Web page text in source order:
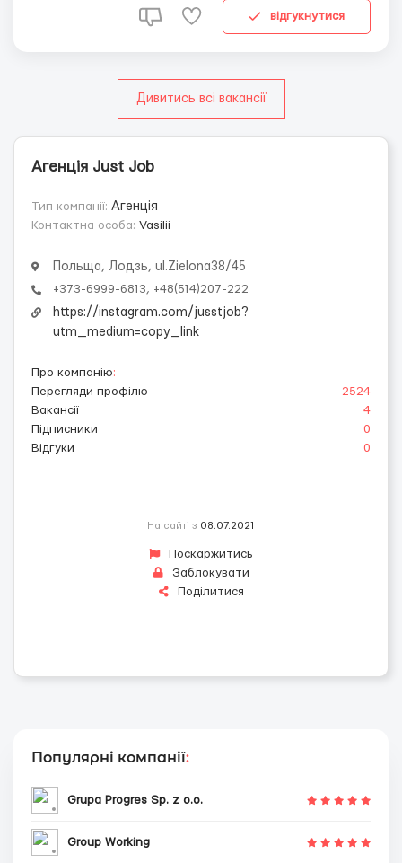
работы в ЕС. 📲 По всем вопросам звоните или пишите
відгукнутися
Дивитись всі вакансії
Агенція Just Job
Тип компанії: Агенція
Контактна особа: Vasilii
Польща, Лодзь, ul.Zielona38/45
+373-6999-6813, +48(514)207-222
https://instagram.com/jusstjob?
utm_medium=copy_link
Про компанію:
Перегляди профілю
2524
Вакансії
4
Підписники
0
Відгуки
0
На сайті з 08.07.2021
Поскаржитись
Заблокувати
Поділитися
Популярні компанії:
Grupa Progres Sp. z o.o.
Group Working